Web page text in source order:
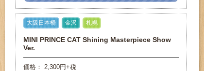
大阪日本橋 金沢 札幌
MINI PRINCE CAT Shining Masterpiece Show
Ver.
価格： 2,300円+税